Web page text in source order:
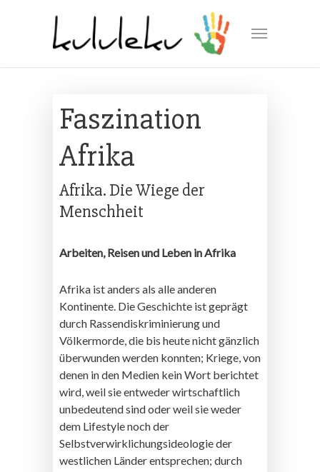
Faszination
Afrika
Afrika. Die Wiege der
Menschheit
Arbeiten, Reisen und Leben in Afrika
Afrika ist anders als alle anderen
Kontinente. Die Geschichte ist geprägt
durch Rassendiskriminierung und
Völkermorde, die bis heute nicht gänzlich
überwunden werden konnten; Kriege, von
denen in den Medien kein Wort berichtet
wird, weil sie entweder wirtschaftlich
unbedeutend sind oder weil sie weder
dem Lifestyle noch der
Selbstverwirklichungsideologie der
westlichen Länder entsprechen; durch